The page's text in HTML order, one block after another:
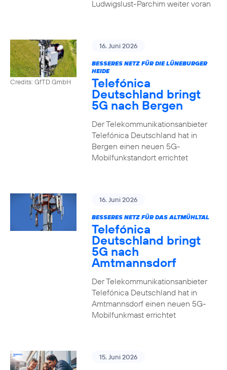
Ludwigslust-Parchim weiter voran
Credits: GfTD GmbH
16. Juni 2026
BESSERES NETZ FÜR DIE LÜNEBURGER
HEIDE
Telefónica
Deutschland bringt
5G nach Bergen
Der Telekommunikationsanbieter
Telefónica Deutschland hat in
Bergen einen neuen 5G-
Mobilfunkstandort errichtet
16. Juni 2026
BESSERES NETZ FÜR DAS ALTMÜHLTAL
Telefónica
Deutschland bringt
5G nach
Amtmannsdorf
Der Telekommunikationsanbieter
Telefónica Deutschland hat in
Amtmannsdorf einen neuen 5G-
Mobilfunkmast errichtet
15. Juni 2026